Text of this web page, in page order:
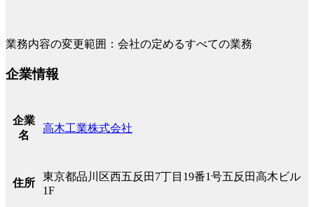
業務内容の変更範囲：会社の定めるすべての業務
企業情報
企業
名
高木工業株式会社
住所
東京都品川区西五反田7丁目19番1号五反田高木ビル
1F